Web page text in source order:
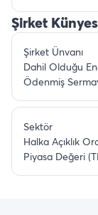
Şirket
Şirket Ünvanı
Dahil Olduğu
Ödenmiş
Sektör
Halka Açıklık
Piyasa Değeri